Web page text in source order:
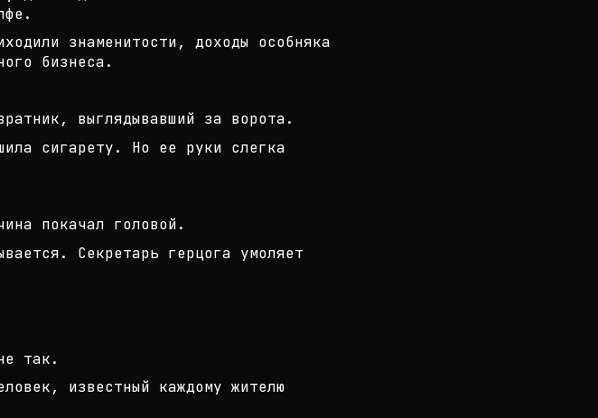
знаменитости, доходы особняка
бизнеса.
выглядывавший за ворота.
сигарету. Но ее руки слегка
покачал головой.
Секретарь герцога умоляет
так.
известный каждому жителю